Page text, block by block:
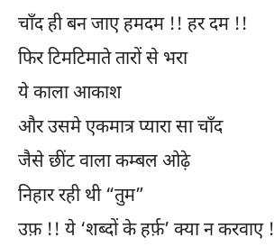
चाँद ही बन जाए हमदम !! हर दम !!
फिर टिमटिमाते तारों से भरा
ये काला आकाश
और उसमे एकमात्र प्यारा सा चाँद
जैसे छींट वाला कम्बल ओढ़े
निहार रही थी “तुम”
उफ़ !! ये ‘शब्दों के हर्फ़’ क्या न करवाए !